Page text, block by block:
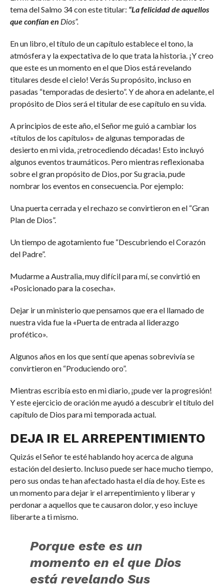
tema del Salmo 34 con este titular: “La felicidad de aquellos
que confían en Dios”.
En un libro, el título de un capítulo establece el tono, la
atmósfera y la expectativa de lo que trata la historia. ¡Y creo
que este es un momento en el que Dios está revelando
titulares desde el cielo! Verás Su propósito, incluso en
pasadas “temporadas de desierto”. Y de ahora en adelante, el
propósito de Dios será el titular de ese capítulo en su vida.
A principios de este año, el Señor me guió a cambiar los
«títulos de los capítulos» de algunas temporadas de
desierto en mi vida, ¡retrocediendo décadas! Esto incluyó
algunos eventos traumáticos. Pero mientras reflexionaba
sobre el gran propósito de Dios, por Su gracia, pude
nombrar los eventos en consecuencia. Por ejemplo:
Una puerta cerrada y el rechazo se convirtieron en el “Gran
Plan de Dios”.
Un tiempo de agotamiento fue “Descubriendo el Corazón
del Padre”.
Mudarme a Australia, muy difícil para mí, se convirtió en
«Posicionado para la cosecha».
Dejar ir un ministerio que pensamos que era el llamado de
nuestra vida fue la «Puerta de entrada al liderazgo
profético».
Algunos años en los que sentí que apenas sobrevivía se
convirtieron en “Produciendo oro”.
Mientras escribía esto en mi diario, ¡pude ver la progresión!
Y este ejercicio de oración me ayudó a descubrir el título del
capítulo de Dios para mi temporada actual.
DEJA IR EL ARREPENTIMIENTO
Quizás el Señor te esté hablando hoy acerca de alguna
estación del desierto. Incluso puede ser hace mucho tiempo,
pero sus ondas te han afectado hasta el día de hoy. Este es
un momento para dejar ir el arrepentimiento y liberar y
perdonar a aquellos que te causaron dolor, y eso incluye
liberarte a ti mismo.
Porque este es un
momento en el que Dios
está revelando Sus